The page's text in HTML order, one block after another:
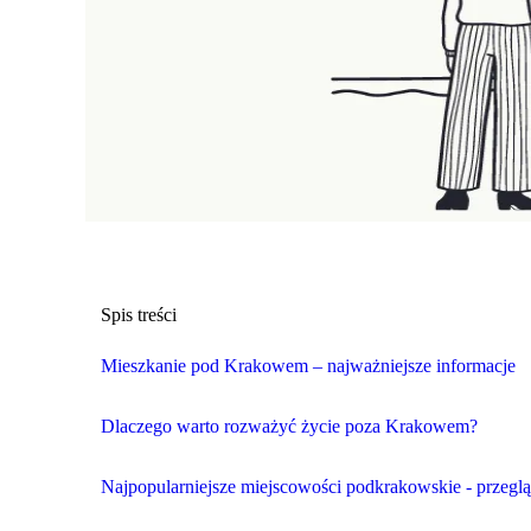
Spis treści
Mieszkanie pod Krakowem – najważniejsze informacje
Dlaczego warto rozważyć życie poza Krakowem?
Najpopularniejsze miejscowości podkrakowskie -